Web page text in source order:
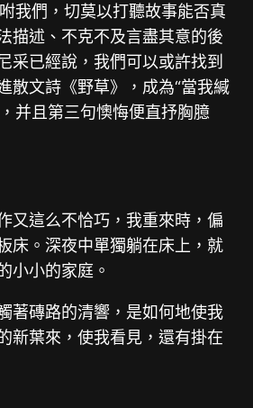
我們，切莫以打聽故事能否真
述、不克不及言盡其意的後
采已經說，我們可以或許找到
散文詩《野草》，成為“當我緘
并且第三句懊悔便直抒胸臆
又這么不恰巧，我重來時，偏
床。深夜中單獨躺在床上，就
小小的家庭。
著磚路的清響，是如何地使我
新葉來，使我看見，還有掛在